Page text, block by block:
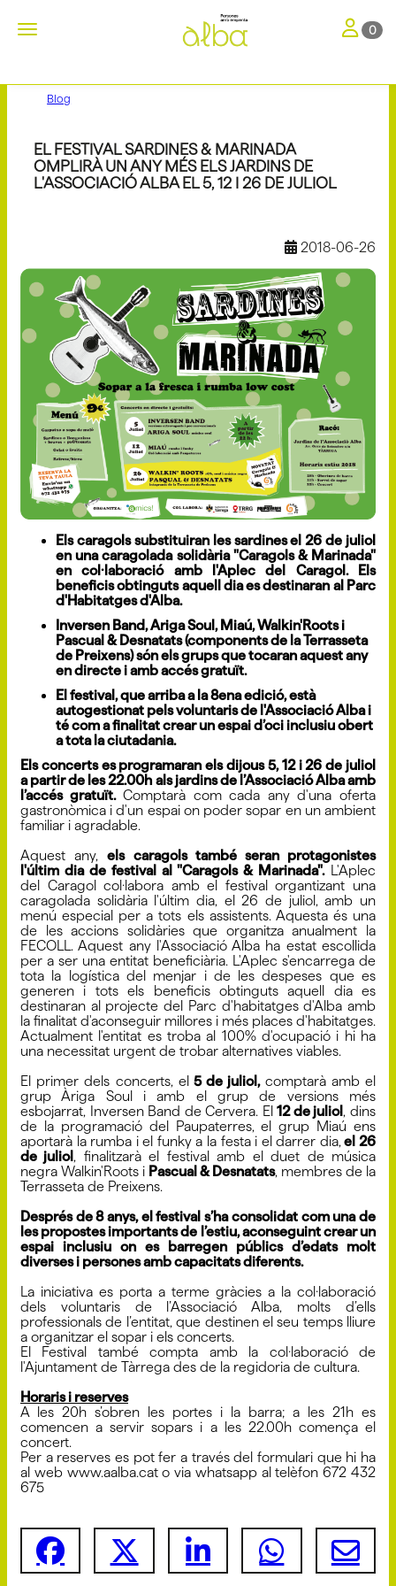
Toggle navigation Toggle
0
Blog
EL FESTIVAL SARDINES & MARINADA
OMPLIRÀ UN ANY MÉS ELS JARDINS DE
L'ASSOCIACIÓ ALBA EL 5, 12 I 26 DE JULIOL
2018-06-26
Els caragols substituiran les sardines el 26 de juliol
en una caragolada solidària "Caragols & Marinada"
en col·laboració amb l'Aplec del Caragol. Els
beneficis obtinguts aquell dia es destinaran al Parc
d'Habitatges d'Alba.
Inversen Band, Ariga Soul, Miaú, Walkin'Roots i
Pascual & Desnatats (components de la Terrasseta
de Preixens) són els grups que tocaran aquest any
en directe i amb accés gratuït.
El festival, que arriba a la 8ena edició, està
autogestionat pels voluntaris de l'Associació Alba i
té com a finalitat crear un espai d’oci inclusiu obert
a tota la ciutadania.
Els concerts es programaran els dijous 5, 12 i 26 de juliol
a partir de les 22.00h als jardins de l’Associació Alba amb
l’accés gratuït.Comptarà com cada any d'una oferta
gastronòmica i d'un espai on poder sopar en un ambient
familiar i agradable.
Aquest any,els caragols també seran protagonistes
l'últim dia de festival al "Caragols & Marinada".L'Aplec
del Caragol col·labora amb el festival organtizant una
caragolada solidària l'últim dia, el 26 de juliol, amb un
menú especial per a tots els assistents. Aquesta és una
de les accions solidàries que organitza anualment la
FECOLL. Aquest any l'Associació Alba ha estat escollida
per a ser una entitat beneficiària. L'Aplec s'encarrega de
tota la logística del menjar i de les despeses que es
generen i tots els beneficis obtinguts aquell dia es
destinaran al projecte del Parc d'habitatges d'Alba amb
la finalitat d'aconseguir millores i més places d'habitatges.
Actualment l'entitat es troba al 100% d'ocupació i hi ha
una necessitat urgent de trobar alternatives viables.
El primer dels concerts, el 5 de juliol, comptarà amb el
grup Àriga Soul i amb el grup de versions més
esbojarrat, Inversen Band de Cervera. El12 de juliol , dins
de la programació del Paupaterres, el grup Miaú ens
aportarà la rumba i el funky a la festa i el darrer dia, el 26
de juliol , finalitzarà el festival amb el duet de música
negra Walkin'Roots i Pascual & Desnatats, membres de la
Terrasseta de Preixens.
Després de 8 anys, el festival s’ha consolidat com una de
les propostes importants de l’estiu, aconseguint crear un
espai inclusiu on es barregen públics d’edats molt
diverses i persones amb capacitats diferents.
La iniciativa es porta a terme gràcies a la col·laboració
dels voluntaris de l’Associació Alba, molts d’ells
professionals de l’entitat, que destinen el seu temps lliure
a organitzar el sopar i els concerts.
El Festival també compta amb la col·laboració de
l'Ajuntament de Tàrrega des de la regidoria de cultura.
Horaris i reserves
A les 20h s’obren les portes i la barra; a les 21h es
comencen a servir sopars i a les 22.00h comença el
concert.
Per a reserves es pot fer a través del formulari que hi ha
al web www.aalba.cat o via whatsapp al telèfon 672 432
675